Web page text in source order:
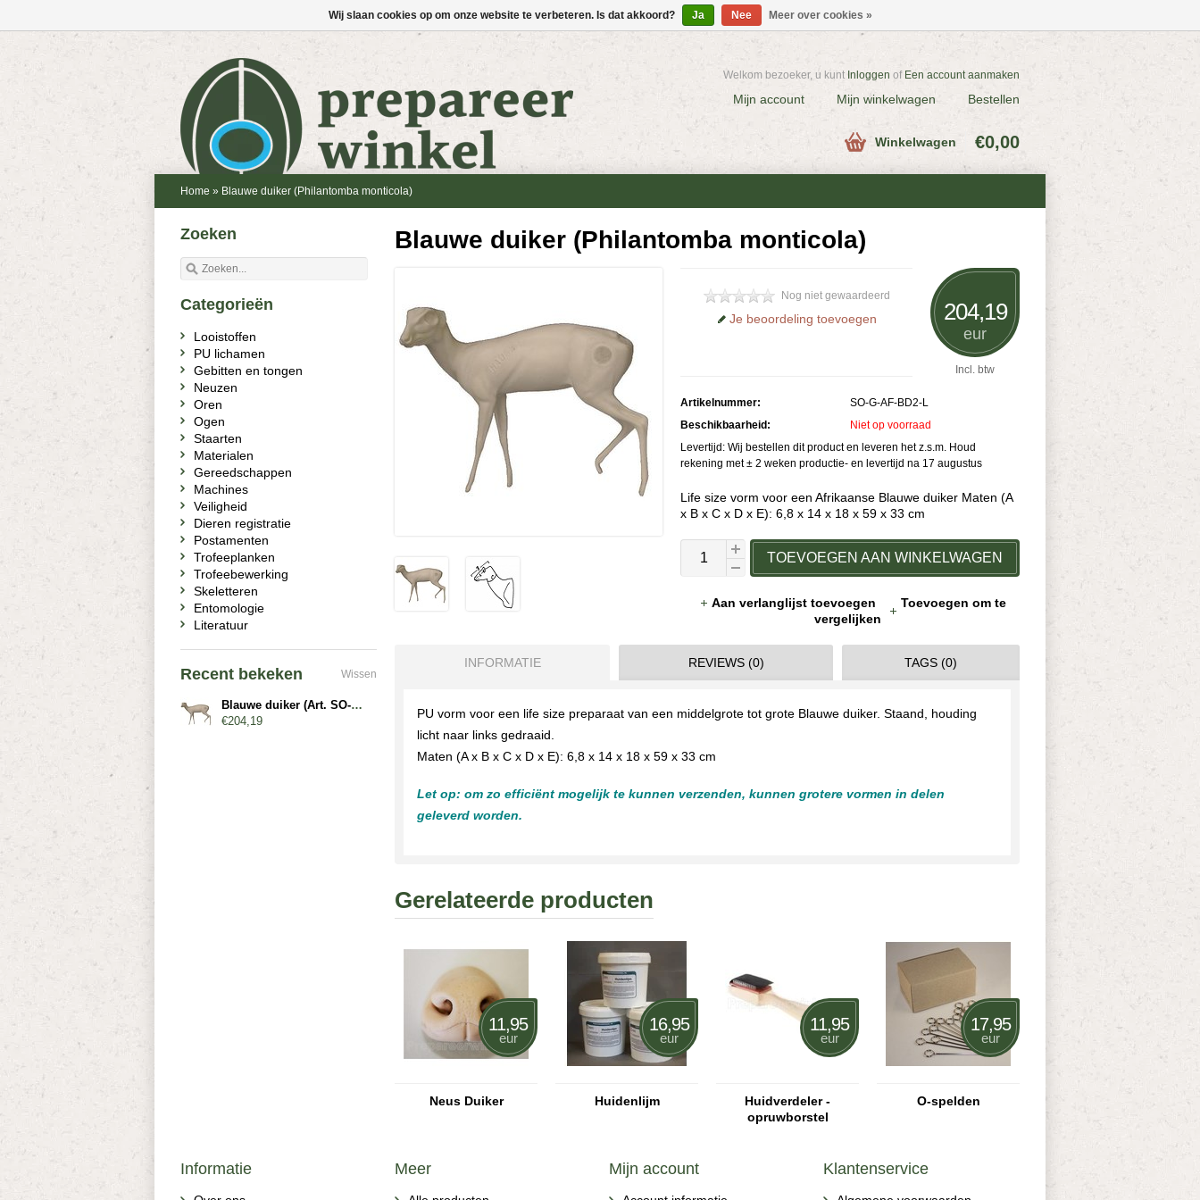
Welkom bezoeker, u kunt Inloggen of Een account aanmaken
Mijn account Mijn winkelwagen Bestellen
Winkelwagen €0,00
Home » Blauwe duiker (Philantomba monticola)
Blauwe duiker (Philantomba monticola)
204,19
eur
Incl. btw
Nog niet gewaardeerd
Je beoordeling toevoegen
Artikelnummer:
SO-G-AF-BD2-L
Beschikbaarheid:
Niet op voorraad
Levertijd: Wij bestellen dit product en leveren het z.s.m. Houd
rekening met ± 2 weken productie- en levertijd na 17 augustus
Life size vorm voor een Afrikaanse Blauwe duiker Maten (A
x B x C x D x E): 6,8 x 14 x 18 x 59 x 33 cm
TOEVOEGEN AAN WINKELWAGEN
Aan verlanglijst toevoegen
Toevoegen om te
vergelijken
INFORMATIE REVIEWS (0) TAGS (0)
PU vorm voor een life size preparaat van een middelgrote tot grote Blauwe duiker. Staand, houding
licht naar links gedraaid.
Maten (A x B x C x D x E): 6,8 x 14 x 18 x 59 x 33 cm
Let op: om zo efficiënt mogelijk te kunnen verzenden, kunnen grotere vormen in delen
geleverd worden.
Gerelateerde producten
11,95
eur
Neus Duiker
16,95
eur
Huidenlijm
11,95
eur
Huidverdeler -
opruwborstel
17,95
eur
O-spelden
Zoeken
Categorieën
Looistoffen
PU lichamen
Gebitten en tongen
Neuzen
Oren
Ogen
Staarten
Materialen
Gereedschappen
Machines
Veiligheid
Dieren registratie
Postamenten
Trofeeplanken
Trofeebewerking
Skeletteren
Entomologie
Literatuur
Recent bekeken Wissen
Blauwe duiker (Art. SO-G-AF-BD2-L)
€204,19
Informatie Meer Mijn account Klantenservice
Wij slaan cookies op om onze website te verbeteren. Is dat akkoord? Ja Nee Meer over cookies »